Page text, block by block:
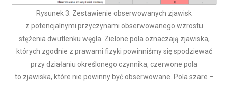
Rysunek 3. Zestawienie obserwowanych zjawisk
z potencjalnymi przyczynami obserwowanego wzrostu
stężenia dwutlenku węgla. Zielone pola oznaczają zjawiska,
których zgodnie z prawami fizyki powinniśmy się spodziewać
przy działaniu określonego czynnika, czerwone pola
to zjawiska, które nie powinny być obserwowane. Pola szare –